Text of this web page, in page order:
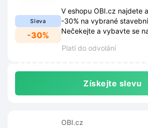
Sleva
-30%
V eshopu OBI.cz najdete
-30% na vybrané
Nečekejte a vybavte se
Platí do odvolání
Získejte slevu
OBI.cz